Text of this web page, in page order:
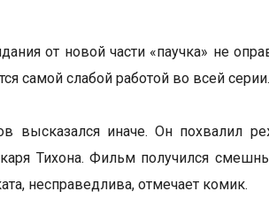
от новой части «паучка» не
самой слабой работой во всей серии.
высказался иначе. Он похвалил
Тихона. Фильм получился
несправедлива, отмечает комик.